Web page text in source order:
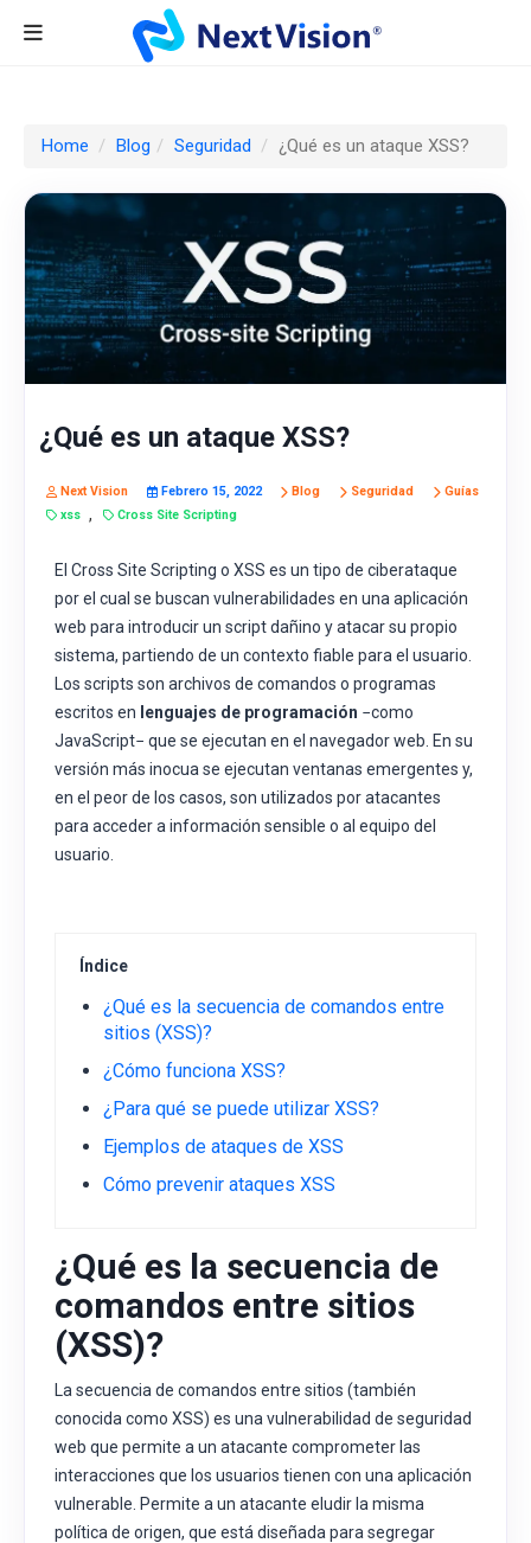
Home Blog Seguridad ¿Qué es un ataque XSS?
¿Qué es un ataque XSS?
Next Vision Febrero 15, 2022 Blog Seguridad
Guías
xss , Cross Site Scripting
El Cross Site Scripting o XSS es un tipo de ciberataque
por el cual se buscan vulnerabilidades en una aplicación
web para introducir un script dañino y atacar su propio
sistema, partiendo de un contexto fiable para el usuario.
Los scripts son archivos de comandos o programas
escritos en lenguajes de programación −como
JavaScript− que se ejecutan en el navegador web. En su
versión más inocua se ejecutan ventanas emergentes y,
en el peor de los casos, son utilizados por atacantes
para acceder a información sensible o al equipo del
usuario.
Índice
¿Qué es la secuencia de comandos entre
sitios (XSS)?
¿Cómo funciona XSS?
¿Para qué se puede utilizar XSS?
Ejemplos de ataques de XSS
Cómo prevenir ataques XSS
¿Qué es la secuencia de
comandos entre sitios
(XSS)?
La secuencia de comandos entre sitios (también
conocida como XSS) es una vulnerabilidad de seguridad
web que permite a un atacante comprometer las
interacciones que los usuarios tienen con una aplicación
vulnerable. Permite a un atacante eludir la misma
política de origen, que está diseñada para segregar